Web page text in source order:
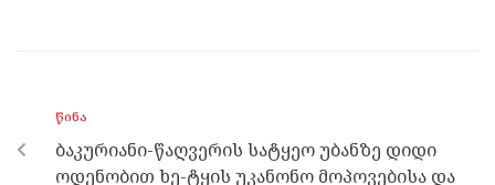
o
o
k
er m p
p
ᲬᲘᲜᲐ
ბაკურიანი-წაღვერის სატყეო უბანზე დიდი
ოდენობით ხე-ტყის უკანონო მოპოვებისა და